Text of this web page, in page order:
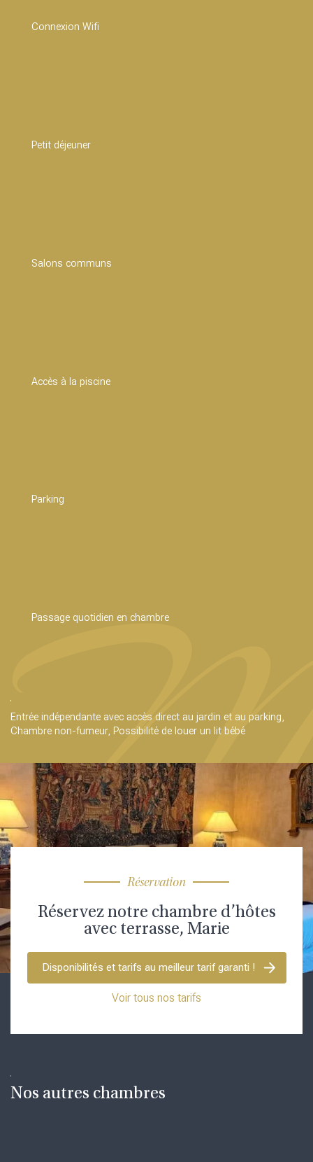
Connexion Wifi
Petit déjeuner
Salons communs
Accès à la piscine
Parking
Passage quotidien en chambre
Entrée indépendante avec accès direct au jardin et au parking,
Chambre non-fumeur, Possibilité de louer un lit bébé
Réservation
Réservez notre chambre d’hôtes
avec terrasse, Marie
Disponibilités et tarifs au meilleur tarif garanti !
Voir tous nos tarifs
Nos autres chambres